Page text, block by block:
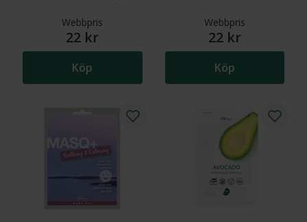
Webbpris
22 kr
Köp
Webbpris
22 kr
Köp